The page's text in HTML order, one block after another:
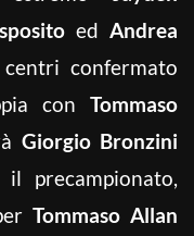
edAndrea
confermato
conTommaso
Giorgio Bronzini
precampionato,
Tommaso Allan